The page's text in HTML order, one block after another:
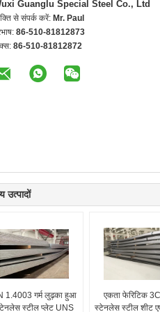
Guanglu Special Steel Co., Ltd
से संपर्क करें: Mr. Paul
86-510-81812873
86-510-81812872
उत्पादों
1.4003 गर्म लुढ़का हुआ
स्टील प्लेट UNS
एकता फेरिटिक
स्टेनलेस स्टील शीट